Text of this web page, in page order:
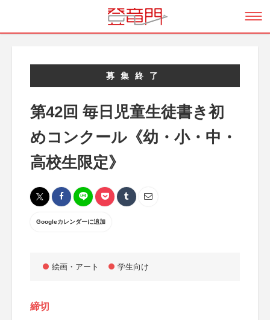
募集終了
第42回 毎日児童生徒書き初
めコンクール《幼・小・中・
高校生限定》
Googleカレンダーに追加
絵画・アート 学生向け
締切